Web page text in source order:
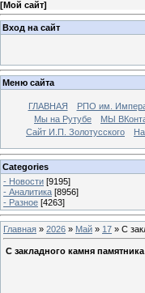
[Мой сайт]
Вход на сайт
Меню сайта
ГЛАВНАЯ РПО им.
Мы на Рутубе
МЫ
Сайт И.П. Золотусского
Categories
- Новости [9195]
- Аналитика [8956]
- Разное [4263]
Главная » 2026 » Май » 17 » С
С закладного камня